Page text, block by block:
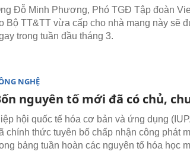
Đỗ Minh Phương, Phó TGĐ Tập đoàn
Bộ TT&TT vừa cấp cho nhà mạng này sẽ
trong tuần đầu tháng 3.
NGHỆ
nguyên tố mới đã có chủ,
hội quốc tế hóa cơ bản và ứng dụng
chính thức tuyên bố chấp nhận công phát
bảng tuần hoàn các nguyên tố hóa học